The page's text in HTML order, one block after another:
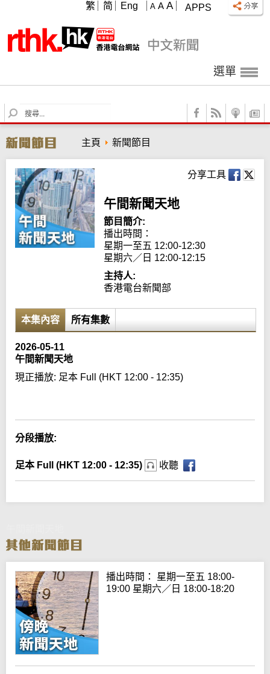
APPS
A A A
繁 简 Eng
選單
S
e
r
c
h
主頁 新聞節目
分享工具
午間新聞天地
節目簡介:
播出時間：
星期一至五 12:00-12:30
星期六／日 12:00-12:15
主持人:
香港電台新聞部
本集內容 所有集數
2026-05-11
午間新聞天地
現正播放: 足本 Full (HKT 12:00 - 12:35)
分段播放:
足本 Full (HKT 12:00 - 12:35) 收聽
播出時間： 星期一至五 18:00-
19:00 星期六／日 18:00-18:20